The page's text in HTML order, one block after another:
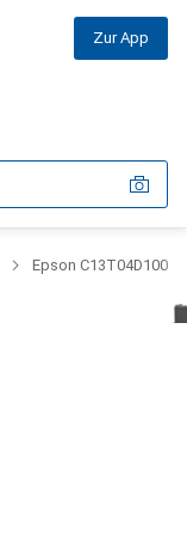
Zur App
Epson C13T04D100